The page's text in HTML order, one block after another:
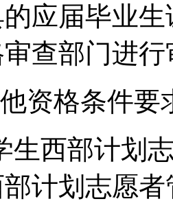
应届毕业
查部门进行
资格条件要
生西部计划
部计划志愿